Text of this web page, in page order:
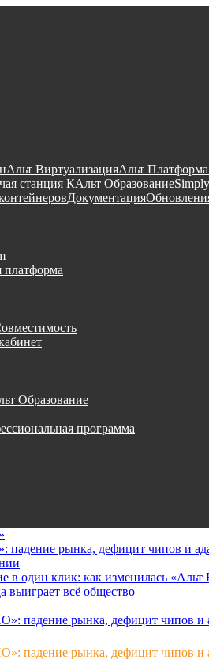
Альт ВиртуализацияАльт Платформа
станция КАльт Образование
Документация
платформа
Образование
программа
рынка, дефицит чипов и
один клик: как изменилась «Альт
выиграет всё общество